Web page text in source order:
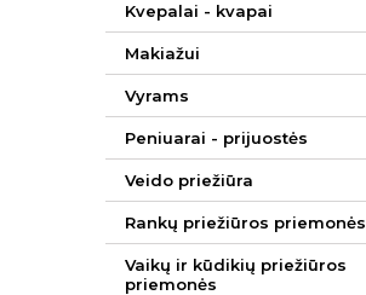
Kvepalai - kvapai
Makiažui
Vyrams
Peniuarai - prijuostės
Veido priežiūra
Rankų priežiūros priemonės
Vaikų ir kūdikių priežiūros
priemonės